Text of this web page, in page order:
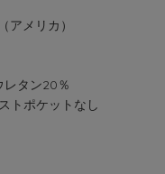
アメリカ）
タン20％
トポケットなし